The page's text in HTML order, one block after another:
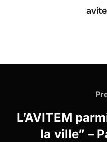
L’AVITEM
la ville” –